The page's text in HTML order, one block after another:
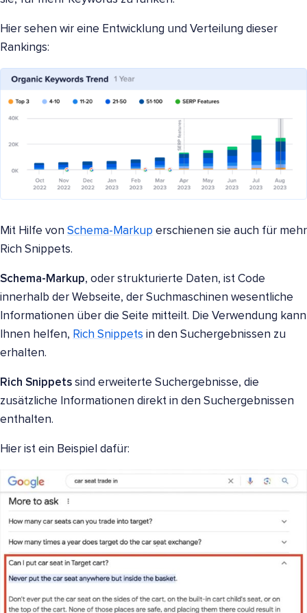
Hier sehen wir eine Entwicklung und Verteilung dieser
Rankings:
Mit Hilfe von Schema-Markup erschienen sie auch für mehr
Rich Snippets.
Schema-Markup, oder strukturierte Daten, ist Code
innerhalb der Webseite, der Suchmaschinen wesentliche
Informationen über die Seite mitteilt. Die Verwendung kann
Ihnen helfen, Rich Snippets in den Suchergebnissen zu
erhalten.
Rich Snippets sind erweiterte Suchergebnisse, die
zusätzliche Informationen direkt in den Suchergebnissen
enthalten.
Hier ist ein Beispiel dafür: